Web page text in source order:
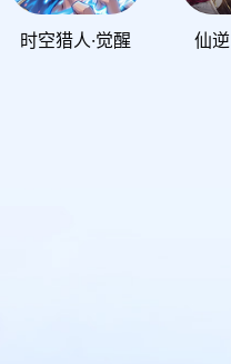
时空猎人·觉醒 仙